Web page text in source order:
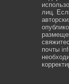
лиц.
почты